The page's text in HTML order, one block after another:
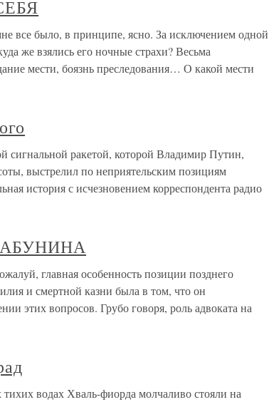
было, в принципе, ясно. За исключением одной
же взялись его ночные страхи? Весьма
мести, боязнь преследования… О какой мести
сигнальной ракетой, которой Владимир Путин,
выстрелил по неприятельским позициям
история с исчезновением корреспондента радио
главная особенность позиции позднего
и смертной казни была в том, что он
этих вопросов. Грубо говоря, роль адвоката на
водах Хваль-фиорда молчаливо стояли на